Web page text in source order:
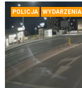
POLICJA WYDARZENIA